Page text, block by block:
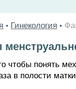
• Гинекология •
чтобы понять
в полости